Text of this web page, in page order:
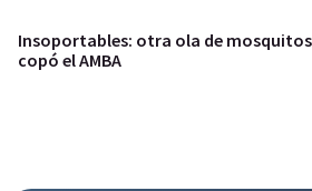
Insoportables: otra ola de mosquitos
copó el AMBA